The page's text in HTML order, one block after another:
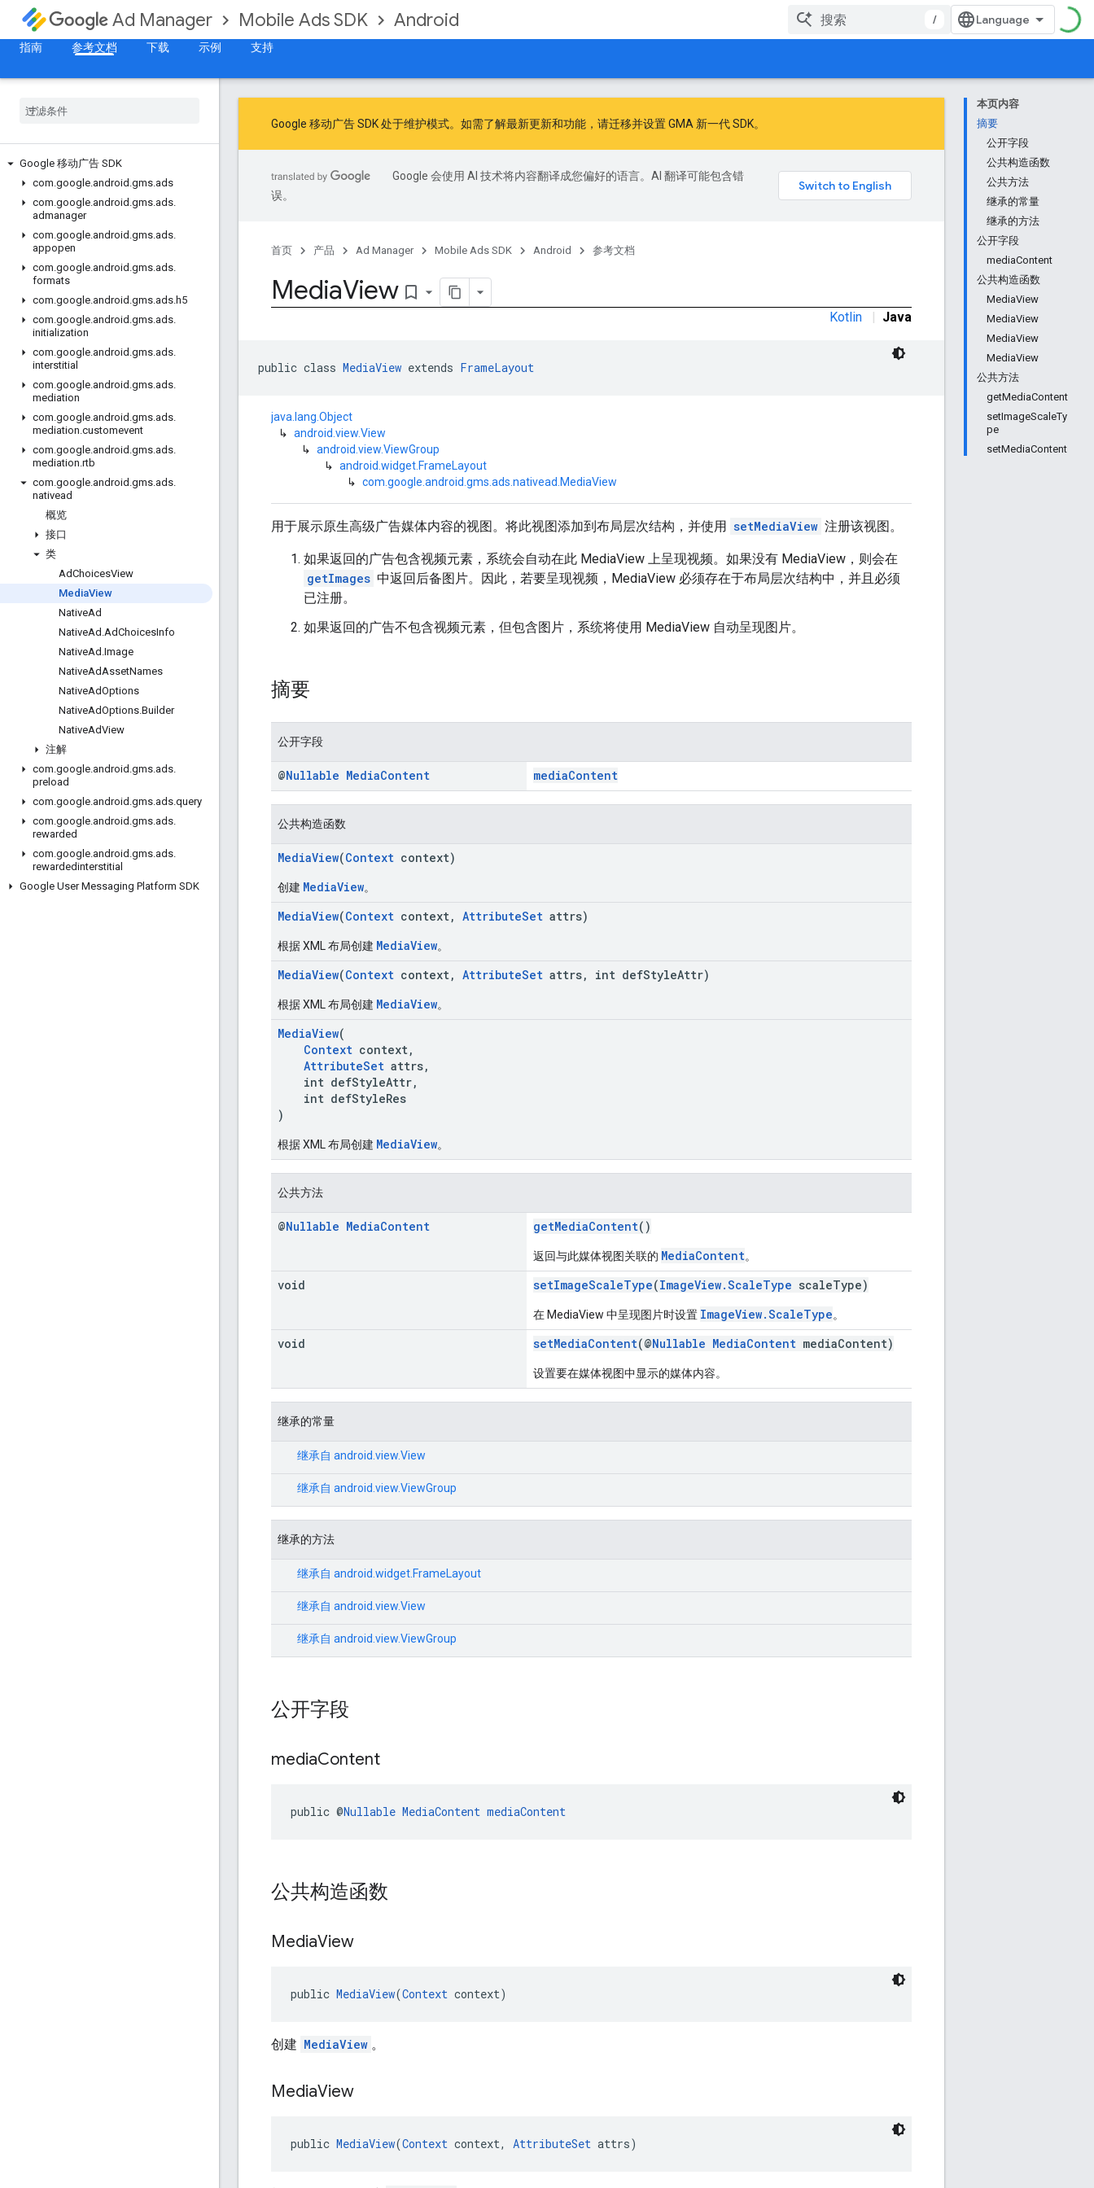
Ad Manager Mobile Ads SDK Android
/
指南
参考文档 下载 示例 支持
Google 移动广告 SDK
com.google.android .gms.ads
com.google.android .gms.ads.
admanager
com.google.android .gms.ads.
appopen
com.google.android .gms.ads.
formats
com.google.android .gms.ads.h5
com.google.android .gms.ads.
initialization
com.google.android .gms.ads.
interstitial
com.google.android .gms.ads.
mediation
com.google.android .gms.ads.
mediation.customevent
com.google.android .gms.ads.
mediation.rtb
com.google.android .gms.ads.
nativead
概览
接口
类
AdChoicesView
MediaView
NativeAd
NativeAd .AdChoicesInfo
NativeAd .Image
NativeAdAssetNames
NativeAdOptions
NativeAdOptions.Builder
NativeAdView
注解
com.google.android .gms.ads.
preload
com.google.android .gms.ads.query
com.google.android .gms.ads.
rewarded
com.google.android .gms.ads.
rewardedinterstitial
Google User Messaging Platform SDK
本页内容
摘要
公开字段
公共构造函数
公共方法
继承的常量
继承的方法
公开字段
mediaContent
公共构造函数
MediaView
MediaView
MediaView
MediaView
公共方法
getMediaContent
setImageScaleTy
pe
setMediaContent
Google 移动广告 SDK 处于维护模式。如需了解最新更新和功能，请迁移并设置 GMA 新一代 SDK。
Google 会使用 AI 技术将内容翻译成您偏好的语言。AI 翻译可能包含错
误。
首页 产品 Ad Manager Mobile Ads SDK Android 参考文档
MediaView bookmark_border
Kotlin | Java
public class MediaView extends FrameLayout
java.lang.Object
↳ android.view.View
↳ android.view.ViewGroup
↳ android.widget.FrameLayout
↳ com.google.android.gms.ads.nativead.MediaView
用于展示原生高级广告媒体内容的视图。将此视图添加到布局层次结构，并使用 setMediaView 注册该视图。
如果返回的广告包含视频元素，系统会自动在此 MediaView 上呈现视频。如果没有 MediaView，则会在
getImages 中返回后备图片。因此，若要呈现视频，MediaView 必须存在于布局层次结构中，并且必须
已注册。
如果返回的广告不包含视频元素，但包含图片，系统将使用 MediaView 自动呈现图片。
摘要
公开字段
@Nullable MediaContent mediaContent
公共构造函数
MediaView(Context context)
创建 MediaView。
MediaView(Context context, AttributeSet attrs)
根据 XML 布局创建 MediaView。
MediaView(Context context, AttributeSet attrs, int defStyleAttr)
根据 XML 布局创建 MediaView。
MediaView(
Context context,
AttributeSet attrs,
int defStyleAttr,
int defStyleRes
)
根据 XML 布局创建 MediaView。
公共方法
@Nullable MediaContent getMediaContent()
返回与此媒体视图关联的 MediaContent。
void setImageScaleType(ImageView.ScaleType scaleType)
在 MediaView 中呈现图片时设置 ImageView.ScaleType。
void setMediaContent(@Nullable MediaContent mediaContent)
设置要在媒体视图中显示的媒体内容。
继承的常量
继承自 android.view.View
继承自 android.view.ViewGroup
继承的方法
继承自 android.widget.FrameLayout
继承自 android.view.View
继承自 android.view.ViewGroup
公开字段
mediaContent
public @Nullable MediaContent mediaContent
公共构造函数
MediaView
public MediaView(Context context)
创建 MediaView 。
MediaView
public MediaView(Context context, AttributeSet attrs)